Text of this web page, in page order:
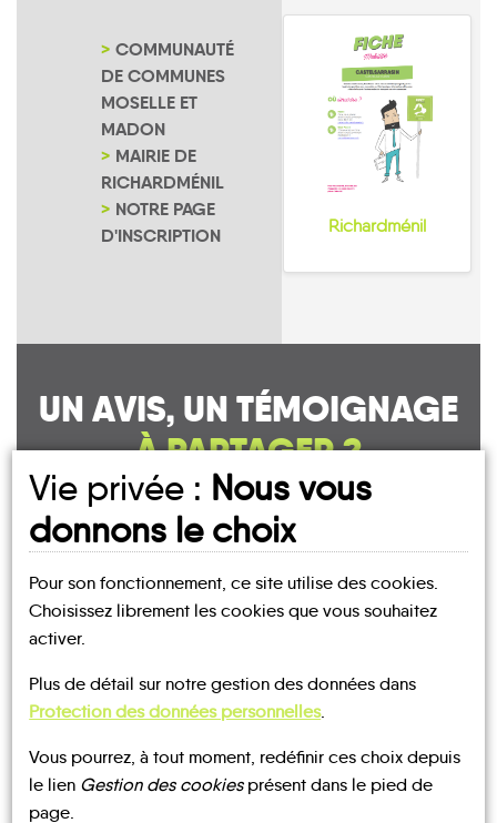
COMMUNAUTÉ
DE COMMUNES
MOSELLE ET
MADON
MAIRIE DE
RICHARDMÉNIL
NOTRE PAGE
D'INSCRIPTION
Richardménil
UN AVIS, UN TÉMOIGNAGE
À PARTAGER ?
CONTACTEZ-NOUS !
Les infosMOBILITE
BUS
TRANSPORTS
À LA
DEMANDE
TRAIN
Vie privée : Nous vous
donnons le choix
Pour son fonctionnement, ce site utilise des cookies.
Choisissez librement les cookies que vous souhaitez
activer.
Plus de détail sur notre gestion des données dans
Protection des données personnelles.
Vous pourrez, à tout moment, redéfinir ces choix depuis
le lien Gestion des cookiesprésent dans le pied de
page.